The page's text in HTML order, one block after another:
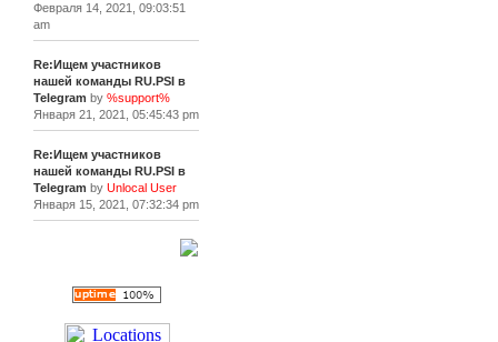
Февраля 14, 2021, 09:03:51
am
Re:Ищем участников
нашей команды RU.PSI в
Telegram by %support%
Января 21, 2021, 05:45:43 pm
Re:Ищем участников
нашей команды RU.PSI в
Telegram by Unlocal User
Января 15, 2021, 07:32:34 pm